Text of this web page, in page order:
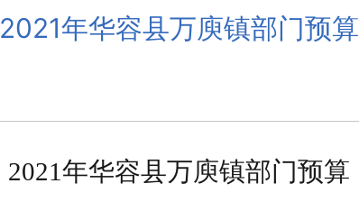
2021年华容县万庾镇部门预算
2021年华容县万庾镇部门预算